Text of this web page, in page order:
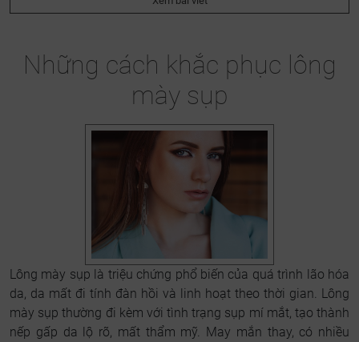
Những cách khắc phục lông
mày sụp
Lông mày sụp là triệu chứng phổ biến của quá trình lão hóa
da, da mất đi tính đàn hồi và linh hoạt theo thời gian. Lông
mày sụp thường đi kèm với tình trạng sụp mí mắt, tạo thành
nếp gấp da lộ rõ, mất thẩm mỹ. May mắn thay, có nhiều